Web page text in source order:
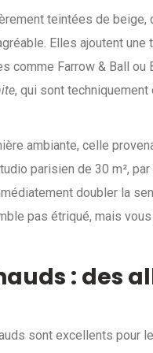
teintées de beige,
Elles ajoutent
comme Farrow & Ball ou
, qui sont
ambiante, celle
parisien de 30 m²,
doubler la
pas étriqué, mais
: des
sont excellents pour